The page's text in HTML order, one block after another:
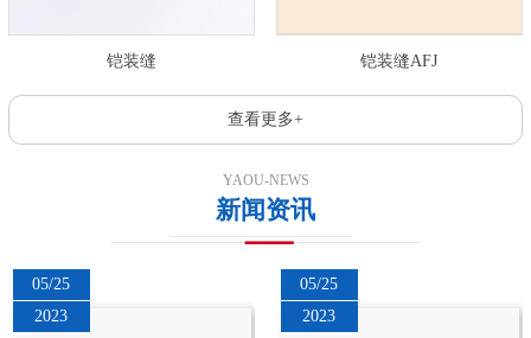
铠装缝 铠装缝AFJ
查看更多+
YAOU-NEWS
新闻资讯
05/25
2023
05/25
2023